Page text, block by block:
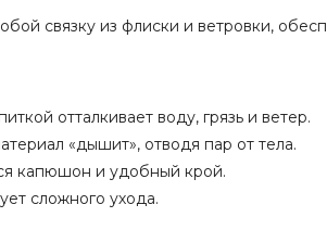
связку из флиски и ветровки,
отталкивает воду, грязь и ветер.
«дышит», отводя пар от тела.
капюшон и удобный крой.
сложного ухода.